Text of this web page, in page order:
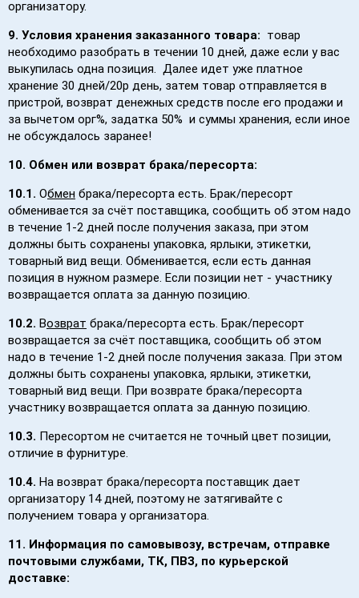
организатору.
9. Условия хранения заказанного товара: товар
необходимо разобрать в течении 10 дней, даже если у вас
выкупилась одна позиция. Далее идет уже платное
хранение 30 дней/20р день, затем товар отправляется в
пристрой, возврат денежных средств после его продажи и
за вычетом орг%, задатка 50% и суммы хранения, если иное
не обсуждалось заранее!
10. Обмен или возврат брака/пересорта:
10.1. Обмен брака/пересорта есть. Брак/пересорт
обменивается за счёт поставщика, сообщить об этом надо
в течение 1-2 дней после получения заказа, при этом
должны быть сохранены упаковка, ярлыки, этикетки,
товарный вид вещи. Обменивается, если есть данная
позиция в нужном размере. Если позиции нет - участнику
возвращается оплата за данную позицию.
10.2. Возврат брака/пересорта есть. Брак/пересорт
возвращается за счёт поставщика, сообщить об этом
надо в течение 1-2 дней после получения заказа. При этом
должны быть сохранены упаковка, ярлыки, этикетки,
товарный вид вещи. При возврате брака/пересорта
участнику возвращается оплата за данную позицию.
10.3. Пересортом не считается не точный цвет позиции,
отличие в фурнитуре.
10.4. На возврат брака/пересорта поставщик дает
организатору 14 дней, поэтому не затягивайте с
получением товара у организатора.
11. Информация по самовывозу, встречам, отправке
почтовыми службами, ТК, ПВЗ, по курьерской
доставке: